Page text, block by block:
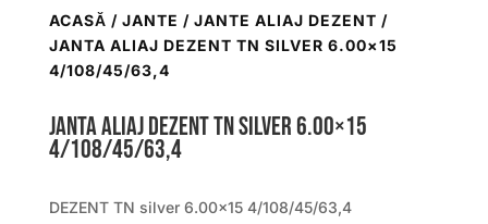
ACASĂ / JANTE / JANTE ALIAJ DEZENT /
JANTA ALIAJ DEZENT TN SILVER 6.00×15
4/108/45/63,4
Janta aliaj DEZENT TN silver 6.00×15
4/108/45/63,4
DEZENT TN silver 6.00×15 4/108/45/63,4